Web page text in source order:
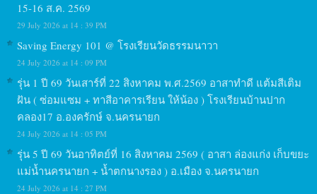
15-16 ส.ค. 2569
29 July 2026 at 14 : 39 PM
Saving Energy 101 @ โรงเรียนวัดธรรมนาวา
24 July 2026 at 14 : 09 PM
รุ่น 1 ปี 69 วันเสาร์ที่ 22 สิงหาคม พ.ศ.2569 อาสาทำดี แต้มสีเติม
ฝัน ( ซ่อมแซม + ทาสีอาคารเรียน ให้น้อง ) โรงเรียนบ้านปาก
คลอง17 อ.องครักษ์ จ.นครนายก
24 July 2026 at 14 : 05 PM
รุ่น 5 ปี 69 วันอาทิตย์ที่ 16 สิงหาคม 2569 ( อาสา ล่องแก่ง เก็บขยะ
แม่น้ำนครนายก + น้ำตกนางรอง ) อ.เมือง จ.นครนายก
24 July 2026 at 14 : 27 PM